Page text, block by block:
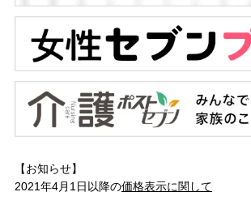
【お知らせ】
2021年4月1日以降の価格表示に関して